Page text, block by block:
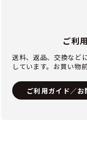
ご利
送料、返品、交換など
しています。お買い物
ご利用ガイド／お